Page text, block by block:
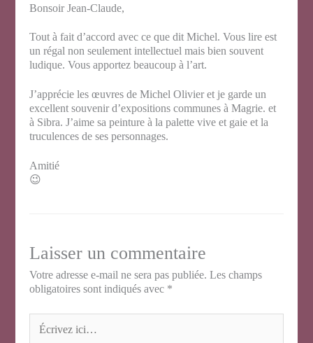
Bonsoir Jean-Claude,
Tout à fait d’accord avec ce que dit Michel. Vous lire est
un régal non seulement intellectuel mais bien souvent
ludique. Vous apportez beaucoup à l’art.
J’apprécie les œuvres de Michel Olivier et je garde un
excellent souvenir d’expositions communes à Magrie. et
à Sibra. J’aime sa peinture à la palette vive et gaie et la
truculences de ses personnages.
Amitié
😉
Laisser un commentaire
Votre adresse e-mail ne sera pas publiée. Les champs
obligatoires sont indiqués avec *
Écrivez
ici…